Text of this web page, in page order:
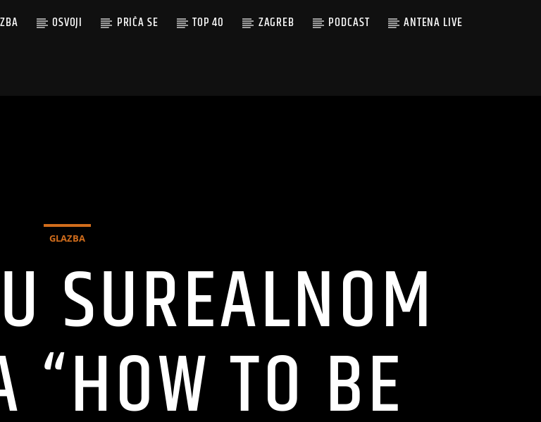
OSVOJI PRIČA SE TOP 40 ZAGREB PODCAST ANTENA LIVE
GLAZBA
SUREALNOM
“HOW TO BE